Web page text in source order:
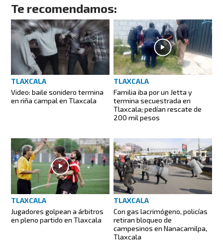
Te recomendamos:
TLAXCALA
Video: baile sonidero termina
en riña campal en Tlaxcala
TLAXCALA
Familia iba por un Jetta y
termina secuestrada en
Tlaxcala; pedían rescate de
200 mil pesos
TLAXCALA
Jugadores golpean a árbitros
en pleno partido en Tlaxcala
TLAXCALA
Con gas lacrimógeno, policías
retiran bloqueo de
campesinos en Nanacamilpa,
Tlaxcala